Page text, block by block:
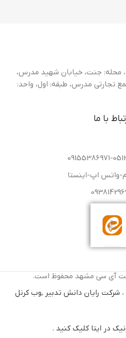
جنت، خیابان شهید مدرس،
مدرس 8 - مجتمع تجارتی مدرس، طبقه: اول، واحد:
با ما
09155386971-
واتس اپ-اینستا
آی سی مشهد محفوظ است.
شرکت رایان دانش تدبیر ,وب کرنل
در ایتا کلیک کنید .